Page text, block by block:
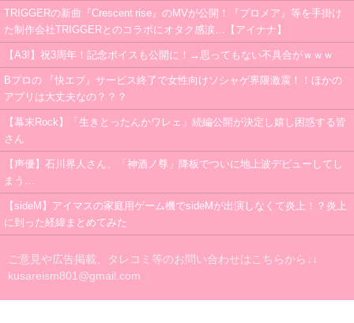
TRIGGERの新曲『Crescent rise』のMVが公開！『プロメア』等を手掛け
た制作会社TRIGGERとのコラボにオタク感涙…【アイナナ】
【A3!】祝3周年！記念ボイスも公開に！→思ってもない不具合がｗｗｗ
Bプロの 『快エブ』サービス終了で女性向けソシャゲ界隈激震！！ほかの
アプリは大丈夫なの？？？
【幕末Rock】「生きとったんかワレェ」続編公開が決定し嬉し困惑する皆
さん
【声優】石川界人さん、「神酒ノ尊」降板でついに地上波デビューしてし
まう…
【sideM】アイマスの家庭用ゲーム機でsideMが出演しなくて炎上！？炎上
に到った経緯まとめてみた
ご意見や広告掲載、タレコミ等のお問い合わせはこちらから↓↓
kusareism801@gmail.com